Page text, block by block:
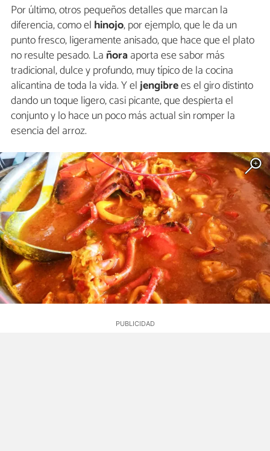
Por último, otros pequeños detalles que marcan la
diferencia, como el hinojo, por ejemplo, que le da un
punto fresco, ligeramente anisado, que hace que el plato
no resulte pesado. La ñoraaporta ese sabor más
tradicional, dulce y profundo, muy típico de la cocina
alicantina de toda la vida. Y eljengibrees el giro distinto
dando un toque ligero, casi picante, que despierta el
conjunto y lo hace un poco más actual sin romper la
esencia del arroz.